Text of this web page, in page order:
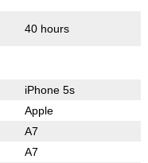
40 hours
iPhone 5s
Apple
A7
A7